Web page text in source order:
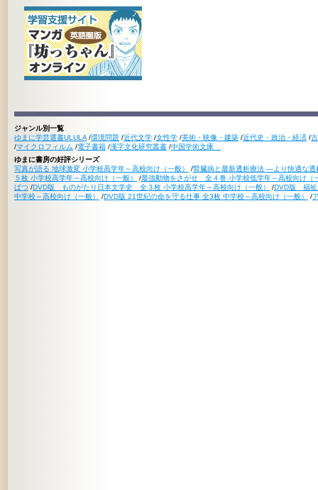
ジャンル別一覧
ゆまに学芸選書ULULA /環境問題 /近代文学 /女性学 /美術・映像・建築 /近代史・政治・経済 /
/マイクロフィルム /電子書籍 /漢字文化研究叢書 /中国学術文庫
ゆまに書房の好評シリーズ
写真が語る 地球激変 小学校高学年～高校向け（一般）
/腎臓病と最新透析療法 ―より快適な
５枚 小学校高学年～高校向け（一般）
/最強動物をさがせ 全４巻 小学校低学年～高校向け（
ばつ /DVD版 ものがたり日本文学史 全３枚 小学校高学年～高校向け（一般） /DVD版 福祉
中学校～高校向け（一般）
/DVD版 21世紀の命を守る仕事 全3枚 中学校～高校向け（一般） /